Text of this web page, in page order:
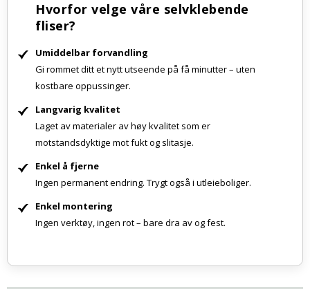
Hvorfor velge våre selvklebende
fliser?
Umiddelbar forvandling
Gi rommet ditt et nytt utseende på få minutter – uten
kostbare oppussinger.
Langvarig kvalitet
Laget av materialer av høy kvalitet som er
motstandsdyktige mot fukt og slitasje.
Enkel å fjerne
Ingen permanent endring. Trygt også i utleieboliger.
Enkel montering
Ingen verktøy, ingen rot – bare dra av og fest.